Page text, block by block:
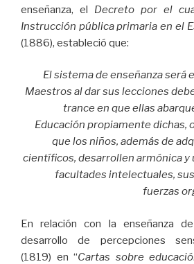
enseñanza, el Decreto por el
Instrucción pública primaria en el
(1886), estableció que:
El sistema de enseñanza será
Maestros al dar sus lecciones
trance en que ellas
Educación propiamente dichas,
que los niños, además de
científicos, desarrollen armónica
facultades intelectuales,
fuerzas
En relación con la enseñanza
desarrollo de percepciones
(1819) en “Cartas sobre